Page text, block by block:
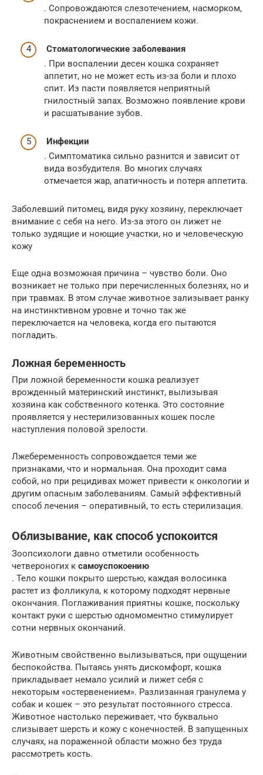
. Сопровождаются слезотечением, насморком,
покраснением и воспалением кожи.
Стоматологические заболевания
. При воспалении десен кошка сохраняет
аппетит, но не может есть из-за боли и плохо
спит. Из пасти появляется неприятный
гнилостный запах. Возможно появление крови
и расшатывание зубов.
Инфекции
. Симптоматика сильно разнится и зависит от
вида возбудителя. Во многих случаях
отмечается жар, апатичность и потеря аппетита.
Заболевший питомец, видя руку хозяину, переключает
внимание с себя на него. Из-за этого он лижет не
только зудящие и ноющие участки, но и человеческую
кожу
Еще одна возможная причина – чувство боли. Оно
возникает не только при перечисленных болезнях, но и
при травмах. В этом случае животное зализывает ранку
на инстинктивном уровне и точно так же
переключается на человека, когда его пытаются
погладить.
Ложная беременность
При ложной беременности кошка реализует
врожденный материнский инстинкт, вылизывая
хозяина как собственного котенка. Это состояние
проявляется у нестерилизованных кошек после
наступления половой зрелости.
Лжебеременность сопровождается теми же
признаками, что и нормальная. Она проходит сама
собой, но при рецидивах может привести к онкологии и
другим опасным заболеваниям. Самый эффективный
способ лечения – оперативный, то есть стерилизация.
Облизывание, как способ успокоится
Зоопсихологи давно отметили особенность
четвероногих к самоуспокоению
. Тело кошки покрыто шерстью, каждая волосинка
растет из фолликула, к которому подходят нервные
окончания. Поглаживания приятны кошке, поскольку
контакт руки с шерстью одномоментно стимулирует
сотни нервных окончаний.
Животным свойственно вылизываться, при ощущении
беспокойства. Пытаясь унять дискомфорт, кошка
прикладывает немало усилий и лижет себя с
некоторым «остервенением». Разлизанная гранулема у
собак и кошек – это результат постоянного стресса.
Животное настолько переживает, что буквально
слизывает шерсть и кожу с конечностей. В запущенных
случаях, на пораженной области можно без труда
рассмотреть кость.